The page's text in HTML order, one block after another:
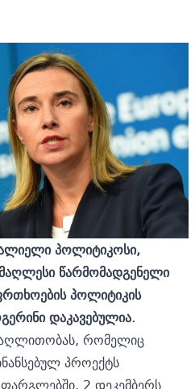
პოლიტიკოსი,
წარმომადგენელი
პოლიტიკის
დაკავებულია.
რომელიც
პროექტს